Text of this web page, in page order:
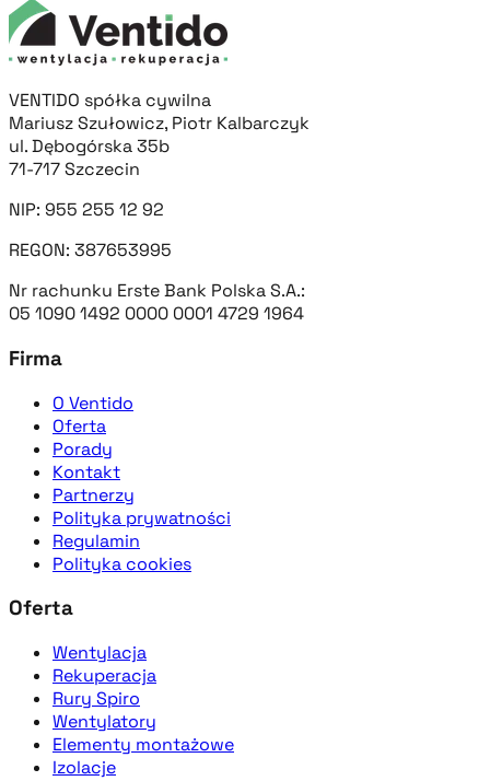
VENTIDO spółka cywilna
Mariusz Szułowicz, Piotr Kalbarczyk
ul. Dębogórska 35b
71-717 Szczecin
NIP: 955 255 12 92
REGON: 387653995
Nr rachunku Erste Bank Polska S.A.:
05 1090 1492 0000 0001 4729 1964
Firma
O Ventido
Oferta
Porady
Kontakt
Partnerzy
Polityka prywatności
Regulamin
Polityka cookies
Oferta
Wentylacja
Rekuperacja
Rury Spiro
Wentylatory
Elementy montażowe
Izolacje